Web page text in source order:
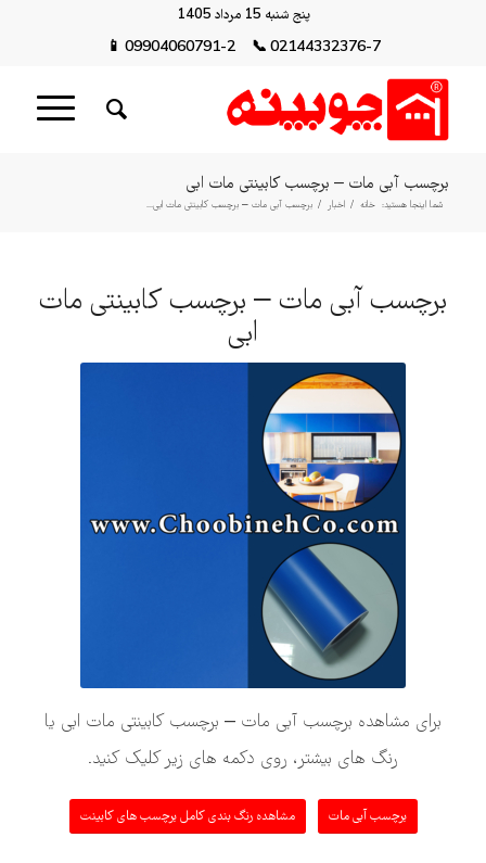
پنج شنبه 15 مرداد 1405
02144332376-7
📞
09904060791-2
📱
برچسب آبی مات – برچسب کابینتی مات ابی
شما اینجا هستید: خانه / اخبار / برچسب آبی مات – برچسب کابینتی مات ابی...
برچسب آبی مات – برچسب کابینتی مات
ابی
برای مشاهده برچسب آبی مات – برچسب کابینتی مات ابی یا
رنگ های بیشتر، روی دکمه های زیر کلیک کنید.
برچسب آبی مات مشاهده رنگ بندی کامل برچسب های کابینت